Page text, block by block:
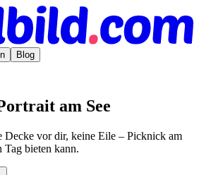
Blog
am See
Decke vor dir, keine Eile – Picknick am
Tag bieten kann.